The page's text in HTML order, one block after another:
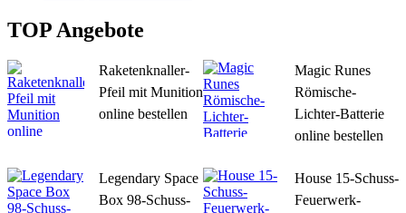
TOP Angebote
Raketenknaller-
Pfeil mit Munition
online bestellen
Magic Runes
Römische-
Lichter-Batterie
online bestellen
Legendary Space
Box 98-Schuss-
House 15-Schuss-
Feuerwerk-